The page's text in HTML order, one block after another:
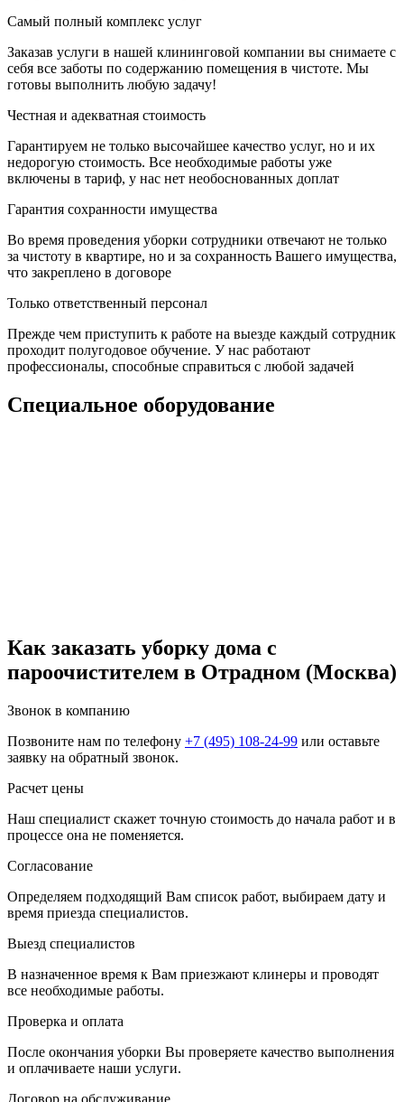
Самый полный комплекс услуг
Заказав услуги в нашей клининговой компании вы снимаете с
себя все заботы по содержанию помещения в чистоте. Мы
готовы выполнить любую задачу!
Честная и адекватная стоимость
Гарантируем не только высочайшее качество услуг, но и их
недорогую стоимость. Все необходимые работы уже
включены в тариф, у нас нет необоснованных доплат
Гарантия сохранности имущества
Во время проведения уборки сотрудники отвечают не только
за чистоту в квартире, но и за сохранность Вашего имущества,
что закреплено в договоре
Только ответственный персонал
Прежде чем приступить к работе на выезде каждый сотрудник
проходит полугодовое обучение. У нас работают
профессионалы, способные справиться с любой задачей
Специальное оборудование
Как заказать уборку дома с
пароочистителем в Отрадном (Москва)
Звонок в компанию
Позвоните нам по телефону +7 (495) 108-24-99 или оставьте
заявку на обратный звонок.
Расчет цены
Наш специалист скажет точную стоимость до начала работ и в
процессе она не поменяется.
Согласование
Определяем подходящий Вам список работ, выбираем дату и
время приезда специалистов.
Выезд специалистов
В назначенное время к Вам приезжают клинеры и проводят
все необходимые работы.
Проверка и оплата
После окончания уборки Вы проверяете качество выполнения
и оплачиваете наши услуги.
Договор на обслуживание